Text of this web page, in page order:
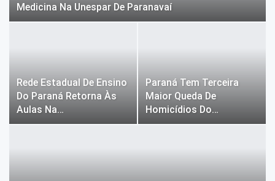
Medicina Na Unespar De Paranavaí
Rede Estadual De Ensino
Do Paraná Retorna Às
Aulas Na…
Paraná Tem Terceira
Maior Queda De
Homicídios Do…